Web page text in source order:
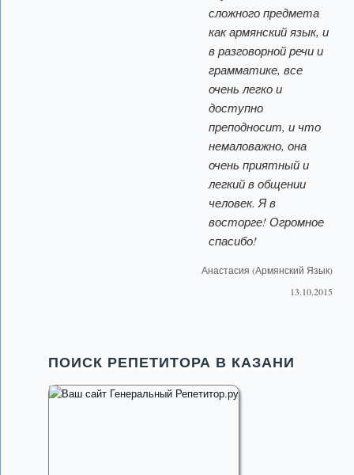
сложного предмета
как армянский язык, и
в разговорной речи и
грамматике, все
очень легко и
доступно
преподносит, и что
немаловажно, она
очень приятный и
легкий в общении
человек. Я в
восторге! Огромное
спасибо!
Анастасия (Армянский Язык)
13.10.2015
ПОИСК РЕПЕТИТОРА В КАЗАНИ